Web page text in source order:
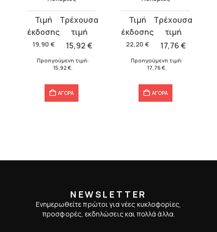
19,90 €
Original
price
was:
15,92€
τρέχουσα
τιμή
15,92 €.
Προηγούμενη τιμή:
15,92 €.
ΑΓΟΡΑ
22,20 €
Original
price
was:
17,76€
τρέχουσα
τιμή
17,76 €.
Προηγούμενη τιμή:
17,76 €.
ΑΓΟΡΑ
NEWSLETTER
Ενημερωθείτε πρώτοι για νέες κυκλοφορίες,
προσφορές, εκδηλώσεις και πολλά άλλα.